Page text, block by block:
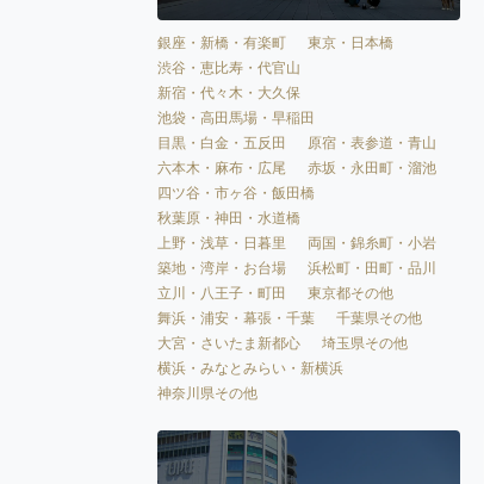
銀座・新橋・有楽町
東京・日本橋
渋谷・恵比寿・代官山
新宿・代々木・大久保
池袋・高田馬場・早稲田
目黒・白金・五反田
原宿・表参道・青山
六本木・麻布・広尾
赤坂・永田町・溜池
四ツ谷・市ヶ谷・飯田橋
秋葉原・神田・水道橋
上野・浅草・日暮里
両国・錦糸町・小岩
築地・湾岸・お台場
浜松町・田町・品川
立川・八王子・町田
東京都その他
舞浜・浦安・幕張・千葉
千葉県その他
大宮・さいたま新都心
埼玉県その他
横浜・みなとみらい・新横浜
神奈川県その他